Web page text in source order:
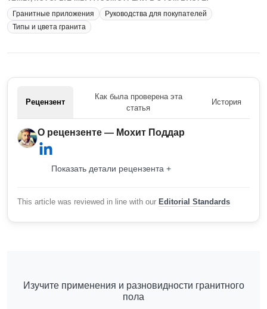
Гранитные приложения
Руководства для покупателей
Типы и цвета гранита
Рецензент
Как была проверена эта
статья
История
О рецензенте — Мохит Поддар
Показать детали рецензента +
This article was reviewed in line with our Editorial Standards
Изучите применения и разновидности гранитного
пола